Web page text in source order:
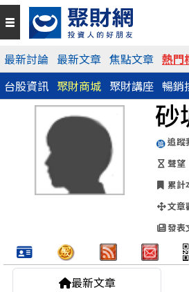
最新討論 最新文章 焦點文章 熱門
台股資訊 聚財商城 聚財講座 暢銷
砂
追蹤
聲望
累計
文章
發表
QR Code
https://www.wearn.com/
最新文章